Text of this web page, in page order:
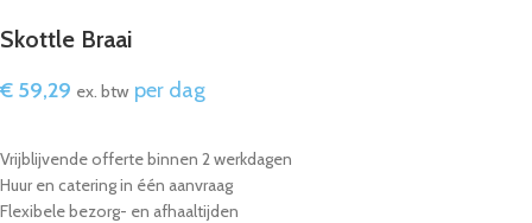
Skottle Braai
€ 59,29 ex. btw per dag
Vrijblijvende offerte binnen 2 werkdagen
Huur en catering in één aanvraag
Flexibele bezorg- en afhaaltijden